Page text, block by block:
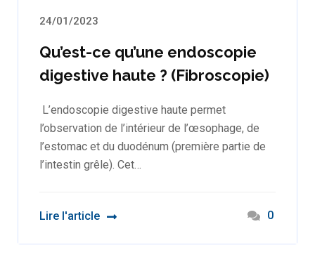
24/01/2023
Qu’est-ce qu’une endoscopie
digestive haute ? (Fibroscopie)
L’endoscopie digestive haute permet
l’observation de l’intérieur de l’œsophage, de
l’estomac et du duodénum (première partie de
l’intestin grêle). Cet…
Lire l'article 0